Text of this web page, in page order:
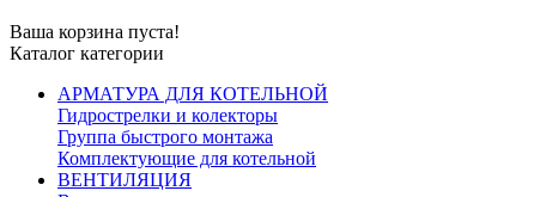
Ваша корзина пуста!
Каталог категории
АРМАТУРА ДЛЯ КОТЕЛЬНОЙ
Гидрострелки и колекторы
Группа быстрого монтажа
Комплектующие для котельной
ВЕНТИЛЯЦИЯ